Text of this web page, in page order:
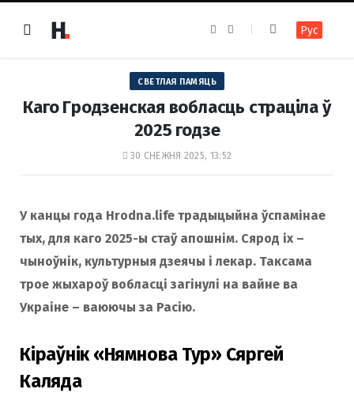
e
b
o
o
k
t
a
m
Рус
СВЕТЛАЯ ПАМЯЦЬ
Каго Гродзенская вобласць страціла ў
2025 годзе
30 СНЕЖНЯ 2025, 13:52
У канцы года Hrodna.life традыцыйна ўспамінае
тых, для каго 2025-ы стаў апошнім. Сярод іх –
чыноўнік, культурныя дзеячы і лекар. Таксама
трое жыхароў вобласці загінулі на вайне ва
Украіне – ваюючы за Расію.
Кіраўнік «Нямнова Тур» Сяргей
Каляда